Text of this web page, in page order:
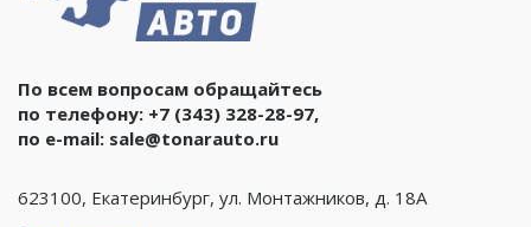
По всем вопросам обращайтесь
по телефону: +7 (343) 328-28-97,
по e-mail: sale@tonarauto.ru
623100, Екатеринбург, ул. Монтажников, д. 18А